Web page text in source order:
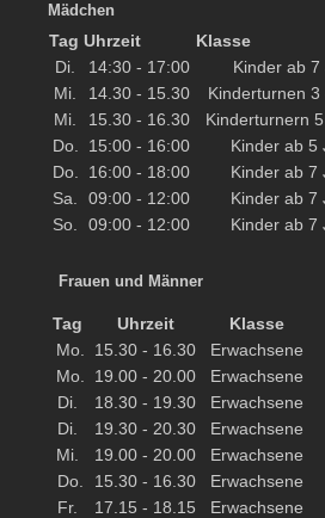
Mädchen
Tag Uhrzeit Klasse
Di.
14:30 - 17:00 Kinder ab 7
Mi.
14.30 - 15.30 Kinderturnen 3
Mi.
15.30 - 16.30 Kinderturnern
Do.
15:00 - 16:00 Kinder ab 5
Do.
16:00 - 18:00 Kinder ab 7
Sa.
09:00 - 12:00 Kinder ab 7
So.
09:00 - 12:00 Kinder ab 7
Frauen und Männer
Tag Uhrzeit Klasse
Mo.
15.30 - 16.30 Erwachsene
Mo.
19.00 - 20.00 Erwachsene
Di.
18.30 - 19.30 Erwachsene
Di.
19.30 - 20.30 Erwachsene
Mi.
19.00 - 20.00 Erwachsene
Do.
15.30 - 16.30 Erwachsene
Fr.
17.15 - 18.15 Erwachsene